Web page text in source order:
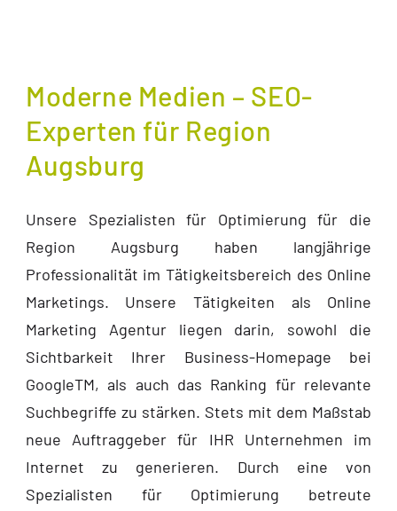
Moderne Medien – SEO-
Experten für Region
Augsburg
Unsere Spezialisten für Optimierung für die
Region Augsburg haben langjährige
Professionalität im Tätigkeitsbereich des Online
Marketings. Unsere Tätigkeiten als Online
Marketing Agentur liegen darin, sowohl die
Sichtbarkeit Ihrer Business-Homepage bei
GoogleTM, als auch das Ranking für relevante
Suchbegriffe zu stärken. Stets mit dem Maßstab
neue Auftraggeber für IHR Unternehmen im
Internet zu generieren. Durch eine von
Spezialisten für Optimierung betreute